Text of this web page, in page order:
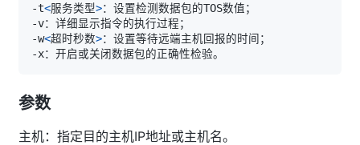
-t<服务类型>
-w<超时秒数>
参数
主机：指定目的主机IP地址或主机名。